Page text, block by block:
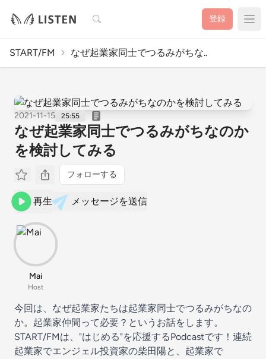
検索 登録
START/FM なぜ起業家同士でつるみがちな..
2021-11-15 25:55
なぜ起業家同士でつるみがちなのか
を検討してみる
フォローする
再生 メッセージを送信
Mai
Host
今回は、なぜ起業家たちは起業家同士でつるみがちなの
か。起業家仲間って必要？というお話をします。
START/FMは、"はじめる"を応援するPodcastです！連続
起業家でエンジェル投資家の柴田陽と、起業家で